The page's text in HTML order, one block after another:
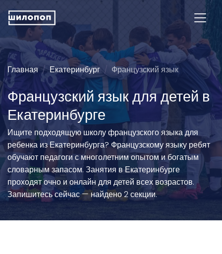
Главная Екатеринбург Французский язык
Французский язык для детей в
Екатеринбурге
Ищите подходящую школу французского языка для
ребенка из Екатеринбурга? Французскому языку ребят
обучают педагоги с многолетним опытом и богатым
словарным запасом. Занятия в Екатеринбурге
проходят очно и онлайн для детей всех возрастов.
Запишитесь сейчас — найдено 2 секции.